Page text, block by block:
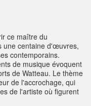
ce maître du
une centaine d'œuvres,
contemporains.
de musique évoquent
de Watteau. Le thème
de l'accrochage, qui
de l'artiste où figurent